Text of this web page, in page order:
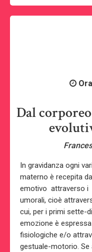
Dal
In gravidanza ogni
materno è recepita
emotivo attraverso i
umorali, cioè
cui, per i primi sette-
emozione è
fisiologiche e/o
gestuale-motorio. Se